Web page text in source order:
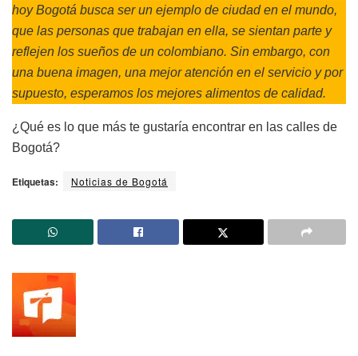
hoy Bogotá busca ser un ejemplo de ciudad en el mundo,
que las personas que trabajan en ella, se sientan parte y
reflejen los sueños de un colombiano. Sin embargo, con
una buena imagen, una mejor atención en el servicio y por
supuesto, esperamos los mejores alimentos de calidad.
¿Qué es lo que más te gustaría encontrar en las calles de
Bogotá?
Etiquetas: Noticias de Bogotá